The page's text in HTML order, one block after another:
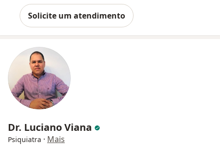
Solicite um atendimento
Dr. Luciano Viana
Psiquiatra · Mais